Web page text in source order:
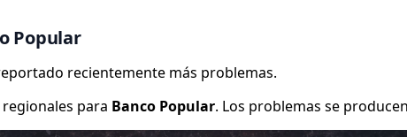
Popular
recientemente más problemas.
para Banco Popular. Los problemas se